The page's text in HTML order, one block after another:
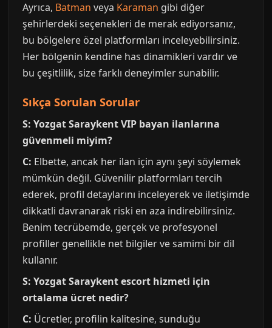
Ayrıca, Batman veya Karaman gibi diğer
şehirlerdeki seçenekleri de merak ediyorsanız,
bu bölgelere özel platformları inceleyebilirsiniz.
Her bölgenin kendine has dinamikleri vardır ve
bu çeşitlilik, size farklı deneyimler sunabilir.
Sıkça Sorulan Sorular
S: Yozgat Saraykent VIP bayan ilanlarına
güvenmeli miyim?
C: Elbette, ancak her ilan için aynı şeyi söylemek
mümkün değil. Güvenilir platformları tercih
ederek, profil detaylarını inceleyerek ve iletişimde
dikkatli davranarak riski en aza indirebilirsiniz.
Benim tecrübemde, gerçek ve profesyonel
profiller genellikle net bilgiler ve samimi bir dil
kullanır.
S: Yozgat Saraykent escort hizmeti için
ortalama ücret nedir?
C: Ücretler, profilin kalitesine, sunduğu